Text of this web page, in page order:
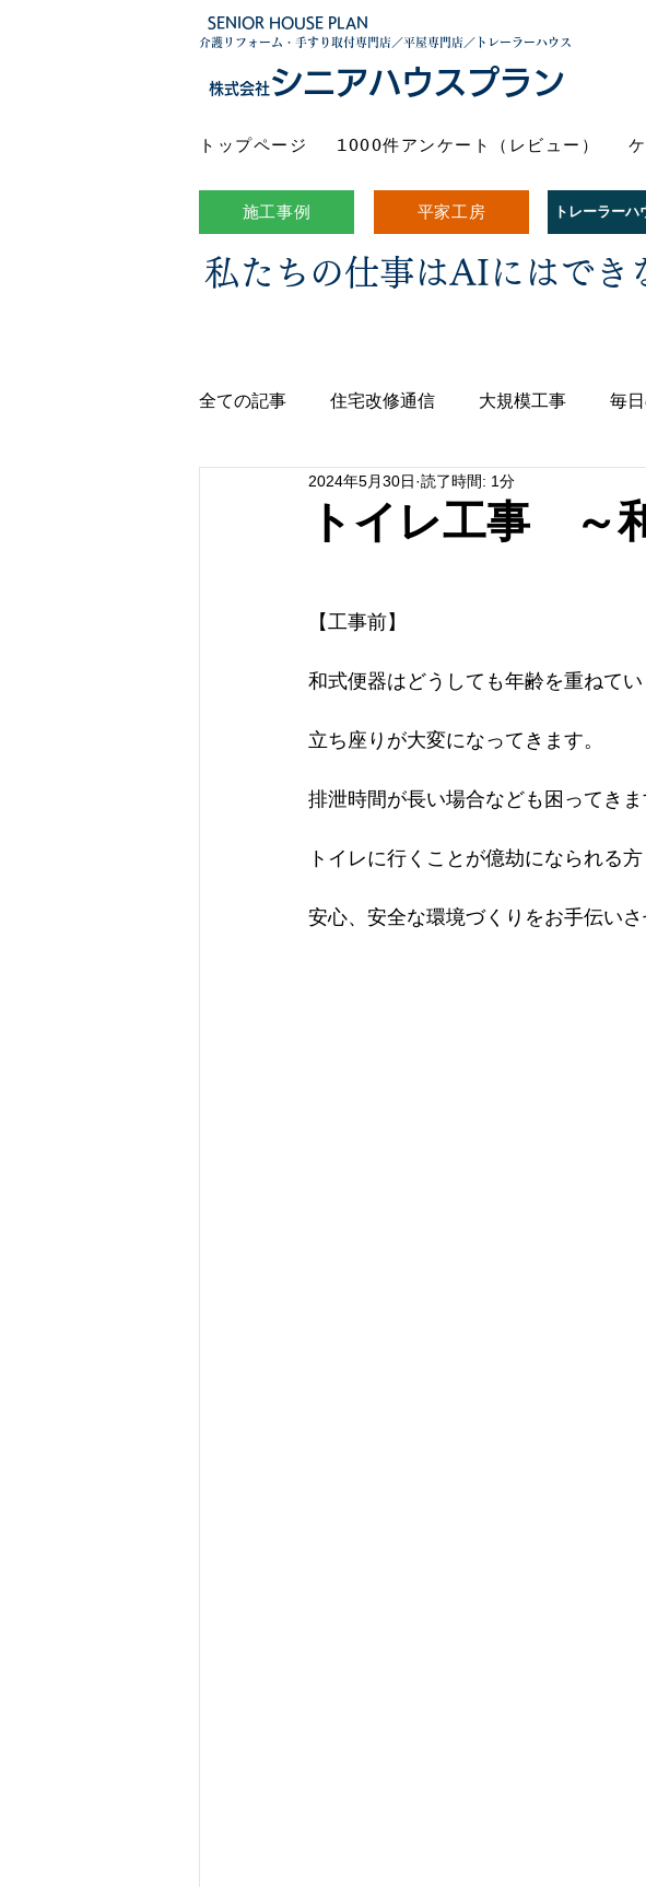
SENIOR HOUSE PLAN
介護リフォーム・手すり取付専門店／平屋専門店／トレーラーハウス
株式会社シニアハウスプラン
トップページ 1000件アンケート（レビュー）
施工事例 平家工房 トレーラーハ
私たちの仕事はAIにはでき
全ての記事 住宅改修通信 大規模工事 毎
トイレ工事 ～
2024年5月30日 読了時間: 1分
【工事前】
和式便器はどうしても年齢を重ねてい
立ち座りが大変になってきます。
排泄時間が長い場合なども困ってきま
トイレに行くことが億劫になられる方
安心、安全な環境づくりをお手伝いさ